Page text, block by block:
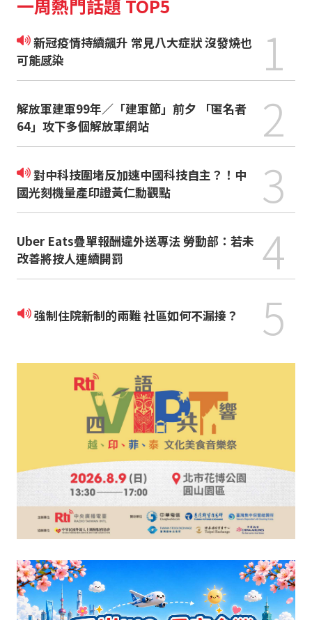
一周熱門話題 TOP5
新冠疫情持續飆升 常見八大症狀 沒發燒也
可能感染
1
解放軍建軍99年／「建軍節」前夕 「匿名者
64」攻下多個解放軍網站
2
對中科技圍堵反加速中國科技自主？！中
國光刻機量產印證黃仁勳觀點
3
Uber Eats疊單報酬違外送專法 勞動部：若未
改善將按人連續開罰
4
強制住院新制的兩難 社區如何不漏接？ 5